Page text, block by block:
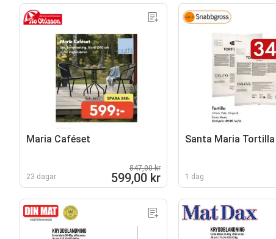
Maria Caféset
23 dagar
847,00 kr
599,00 kr
Santa Maria Tortilla
1 dag